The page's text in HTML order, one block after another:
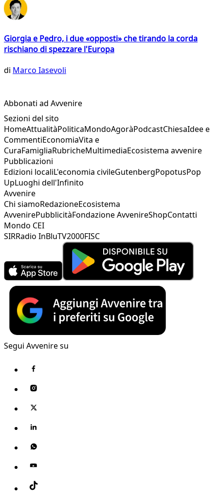
Giorgia e Pedro, i due «opposti» che tirando la corda
rischiano di spezzare l'Europa
di Marco Iasevoli
Abbonati ad Avvenire
Sezioni del sito
HomeAttualitàPoliticaMondoAgoràPodcastChiesaIdee e
CommentiEconomiaVita e
CuraFamigliaRubricheMultimediaEcosistema avvenire
Pubblicazioni
Edizioni localiL'economia civileGutenbergPopotusPop
UpLuoghi dell'Infinito
Avvenire
Chi siamoRedazioneEcosistema
AvvenirePubblicitàFondazione AvvenireShopContatti
Mondo CEI
SIRRadio InBluTV2000FISC
Segui Avvenire su